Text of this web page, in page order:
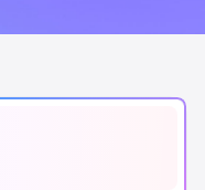
播间